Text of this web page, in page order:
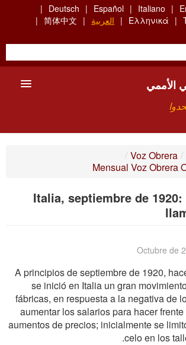
Italiano
Español
Deutsch
Ελληνικά العربية
简体中文
الأممي
/
Voz Obrera
/
Mensual Voz Obrera
Italia, septiembre de
A principios de septiembre de 1920,
se inició en Italia un gran
fábricas, en respuesta a la negativa de
aumentar los salarios para hacer
aumentos de precios; inicialmente se
celo en los